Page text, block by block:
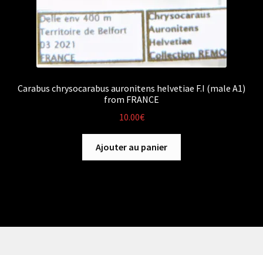
Carabus chrysocarabus auronitens helvetiae F.I (male A1)
from FRANCE
10.00€
Ajouter au panier